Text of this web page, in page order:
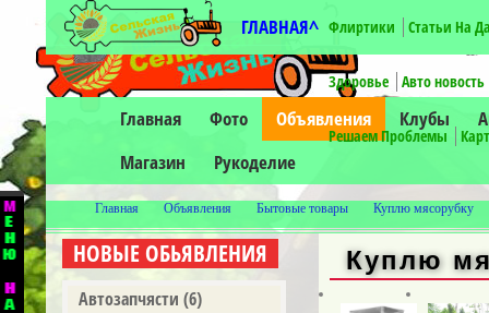
ГЛАВНАЯ^ Флиртики Статьи На
Здоровье Авто новость
Решаем Проблемы
-->
Главная Фото Объявления Клубы
Магазин
Рукоделие
Главная Объявления Бытовые товары Куплю мясорубку
НОВЫЕ ОБЬЯВЛЕНИЯ
Автозапчясти (6)
Куплю